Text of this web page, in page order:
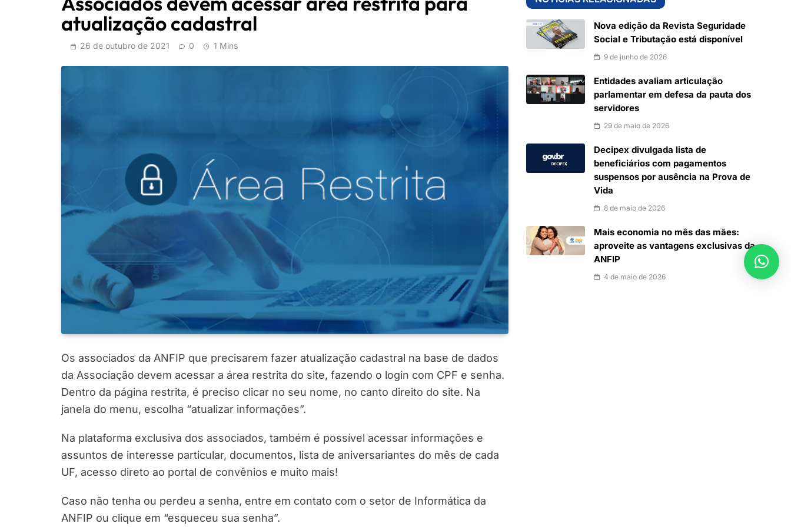
atualização cadastral
26 de outubro de 2021 0 1 Mins
Os associados da ANFIP que precisarem fazer atualização cadastral na base de dados
da Associação devem acessar a área restrita do site, fazendo o login com CPF e senha.
Dentro da página restrita, é preciso clicar no seu nome, no canto direito do site. Na
janela do menu, escolha “atualizar informações”.
Na plataforma exclusiva dos associados, também é possível acessar informações e
assuntos de interesse particular, documentos, lista de aniversariantes do mês de cada
UF, acesso direto ao portal de convênios e muito mais!
Caso não tenha ou perdeu a senha, entre em contato com o setor de Informática da
ANFIP ou clique em “esqueceu sua senha”.
Nova edição da Revista Seguridade
Social e Tributação está disponível
9 de junho de 2026
Entidades avaliam articulação
parlamentar em defesa da pauta dos
servidores
29 de maio de 2026
Decipex divulgada lista de
beneficiários com pagamentos
suspensos por ausência na Prova de
Vida
8 de maio de 2026
Mais economia no mês das mães:
aproveite as vantagens exclusivas da
ANFIP
4 de maio de 2026